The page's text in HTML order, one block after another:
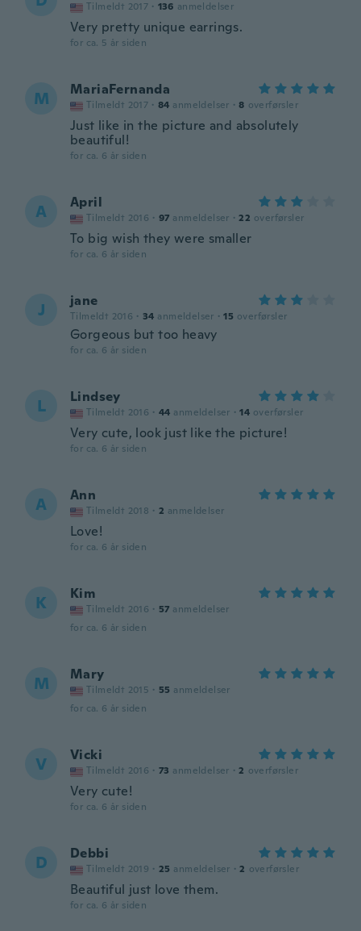
Tilmeldt 2017 · 136 anmeldelser
Very pretty unique earrings.
for ca. 5 år siden
M MariaFernanda
Tilmeldt 2017 · 84 anmeldelser · 8 overførsler
Just like in the picture and absolutely
beautiful!
for ca. 6 år siden
A April
Tilmeldt 2016 · 97 anmeldelser · 22 overførsler
To big wish they were smaller
for ca. 6 år siden
J jane
Tilmeldt 2016 · 34 anmeldelser · 15 overførsler
Gorgeous but too heavy
for ca. 6 år siden
L Lindsey
Tilmeldt 2016 · 44 anmeldelser · 14 overførsler
Very cute, look just like the picture!
for ca. 6 år siden
A Ann
Tilmeldt 2018 · 2 anmeldelser
Love!
for ca. 6 år siden
K Kim
Tilmeldt 2016 · 57 anmeldelser
for ca. 6 år siden
M Mary
Tilmeldt 2015 · 55 anmeldelser
for ca. 6 år siden
V Vicki
Tilmeldt 2016 · 73 anmeldelser · 2 overførsler
Very cute!
for ca. 6 år siden
D Debbi
Tilmeldt 2019 · 25 anmeldelser · 2 overførsler
Beautiful just love them.
for ca. 6 år siden